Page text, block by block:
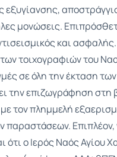
εξυγίανσης,
μονώσεις.
και
τοιχογραφιών του
σε όλη την έκταση
την επιζωγράφηση στη
τον πλημμελή
παραστάσεων. Επιπλέον,
ότι ο Ιερός Ναός Αγίου